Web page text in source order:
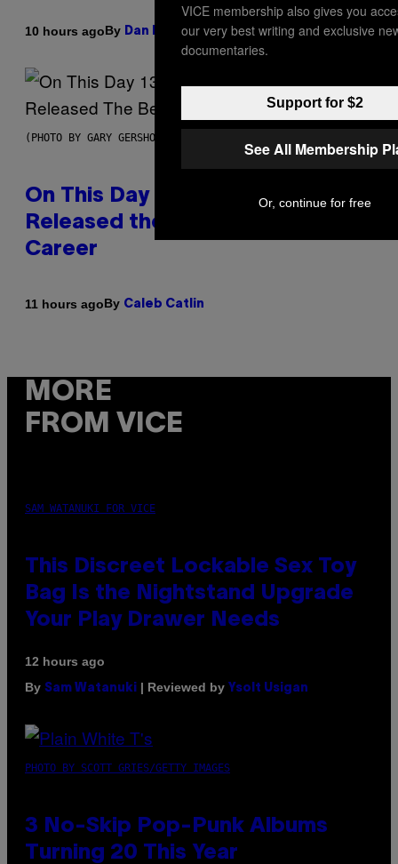
10 hours agoBy Dan Milam
(PHOTO BY GARY GERSHOFF/WIREIMAGE)
On This Day 13 Years Ago, Drake
Released the Best Song of His
Career
11 hours agoBy Caleb Catlin
MORE
FROM VICE
SAM WATANUKI FOR VICE
This Discreet Lockable Sex Toy
Bag Is the Nightstand Upgrade
Your Play Drawer Needs
12 hours ago
By Sam Watanuki | Reviewed by Ysolt Usigan
PHOTO BY SCOTT GRIES/GETTY IMAGES
3 No-Skip Pop-Punk Albums
Turning 20 This Year
VICE membership also gives you
our very best writing and exclusive
documentaries.
Support for $2
See All Membership
Or, continue for free